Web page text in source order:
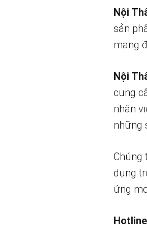
Nội
sản
mang
Nội
cung
nhân
những
Chúng
dụng
ứng